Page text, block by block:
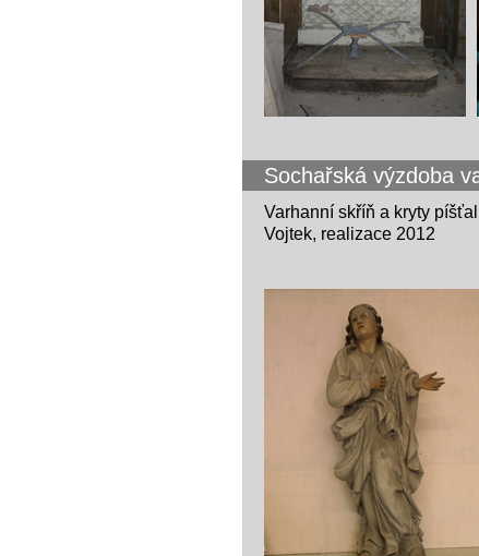
Sochařská výzdoba
Varhanní skříň a kryty
Vojtek, realizace 2012